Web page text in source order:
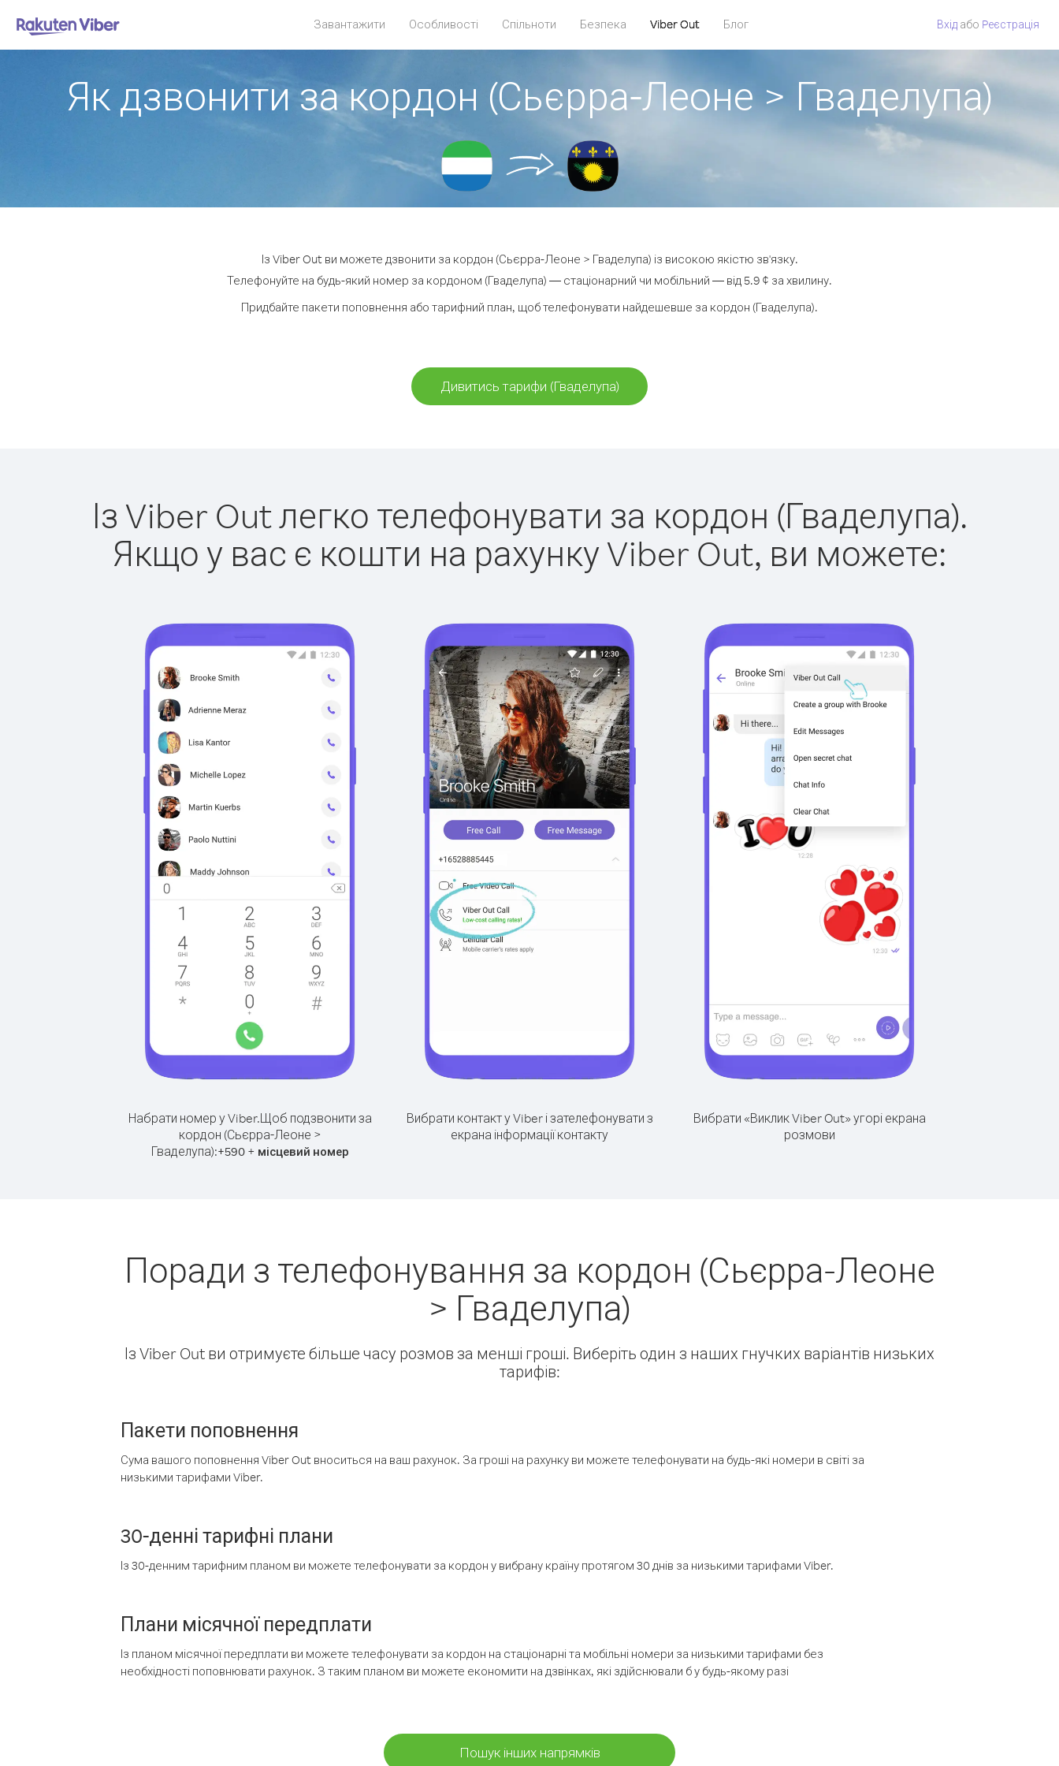
Завантажити Особливості Спільноти Безпека Viber Out Блог Вхід або Pеєстрація
Як дзвонити за кордон (Сьєрра-Леоне > Гваделупа)
Із Viber Out ви можете дзвонити за кордон (Сьєрра-Леоне > Гваделупа) із високою якістю зв'язку.
Телефонуйте на будь-який номер за кордоном (Гваделупа) — стаціонарний чи мобільний — від 5.9 ¢ за хвилину.
Придбайте пакети поповнення або тарифний план, щоб телефонувати найдешевше за кордон (Гваделупа).
Дивитись тарифи (Гваделупа)
Із Viber Out легко телефонувати за кордон (Гваделупа).
Якщо у вас є кошти на рахунку Viber Out, ви можете:
Набрати номер у Viber.Щоб подзвонити за
кордон (Сьєрра-Леоне >
Гваделупа):+590+ місцевий номер
Вибрати контакт у Viber і зателефонувати з
екрана інформації контакту
Вибрати «Виклик Viber Out» угорі екрана
розмови
Поради з телефонування за кордон (Сьєрра-Леоне
> Гваделупа)
Із Viber Out ви отримуєте більше часу розмов за менші гроші. Виберіть один з наших гнучких варіантів низьких
тарифів:
Пакети поповнення
Сума вашого поповнення Viber Out вноситься на ваш рахунок. За гроші на рахунку ви можете телефонувати на будь-які номери в світі за
низькими тарифами Viber.
30-денні тарифні плани
Із 30-денним тарифним планом ви можете телефонувати за кордон у вибрану країну протягом 30 днів за низькими тарифами Viber.
Плани місячної передплати
Із планом місячної передплати ви можете телефонувати за кордон на стаціонарні та мобільні номери за низькими тарифами без
необхідності поповнювати рахунок. З таким планом ви можете економити на дзвінках, які здійснювали б у будь-якому разі
Пошук інших напрямків